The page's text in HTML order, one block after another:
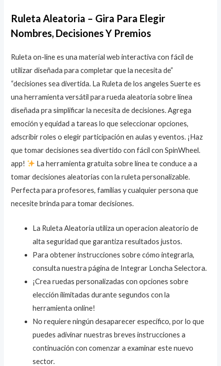
Ruleta Aleatoria – Gira Para Elegir
Nombres, Decisiones Y Premios
Ruleta on-line es una material web interactiva con fácil de
utilizar diseñada para completar que la necesita de”
“decisiones sea divertida. La Ruleta de los angeles Suerte es
una herramienta versátil para rueda aleatoria sobre línea
diseñada pra simplificar la necesita de decisiones. Agrega
emoción y equidad a tareas lo que seleccionar opciones,
adscribir roles o elegir participación en aulas y eventos. ¡Haz
que tomar decisiones sea divertido con fácil con SpinWheel.
app!
La herramienta gratuita sobre línea te conduce a a
tomar decisiones aleatorias con la ruleta personalizable.
Perfecta para profesores, familias y cualquier persona que
necesite brinda para tomar decisiones.
La Ruleta Aleatoria utiliza un operacion aleatorio de
alta seguridad que garantiza resultados justos.
Para obtener instrucciones sobre cómo integrarla,
consulta nuestra página de Integrar Loncha Selectora.
¡Crea ruedas personalizadas con opciones sobre
elección ilimitadas durante segundos con la
herramienta online!
No requiere ningún desaparecer específico, por lo que
puedes adivinar nuestras breves instrucciones a
continuación con comenzar a examinar este nuevo
sector.